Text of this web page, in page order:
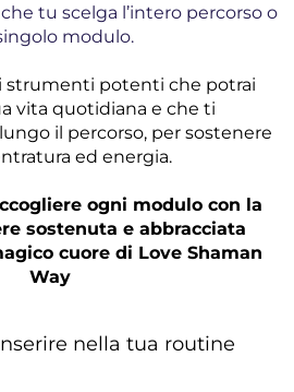
tu scelga l’intero percorso o
modulo.
strumenti potenti che potrai
vita quotidiana e che ti
il percorso, per sostenere
ed energia.
ogni modulo con la
sostenuta e abbracciata
cuore di Love Shaman
Way
nella tua routine